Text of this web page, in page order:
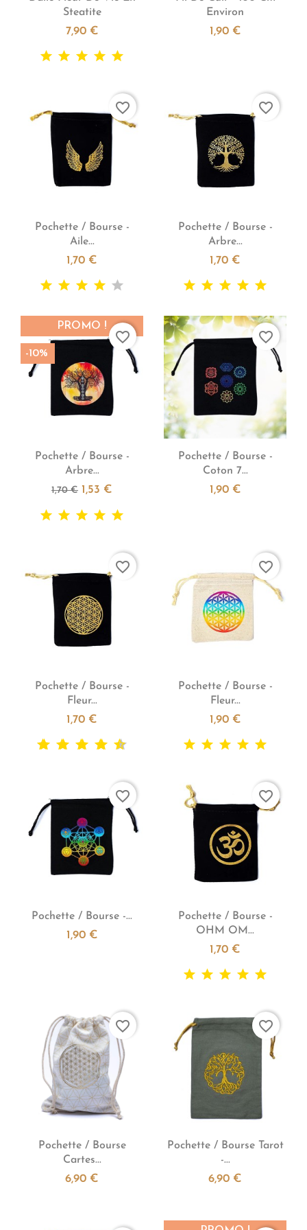
Steatite
7,90 €
Environ
1,90 €
Aperçu rapide
Pochette / Bourse -
Aile...
1,70 €
favorite_border
Aperçu rapide
Pochette / Bourse -
Arbre...
1,70 €
favorite_border
Aperçu rapide
Pochette / Bourse -
Arbre...
1,70 € 1,53 €
PROMO !
-10%
favorite_border
Aperçu rapide
Pochette / Bourse -
Coton 7...
1,90 €
favorite_border
Aperçu rapide
Pochette / Bourse -
Fleur...
1,70 €
favorite_border
Aperçu rapide
Pochette / Bourse -
Fleur...
1,90 €
favorite_border
Aperçu rapide
Pochette / Bourse -...
1,90 €
favorite_border
Aperçu rapide
Pochette / Bourse -
OHM OM...
1,70 €
favorite_border
Aperçu rapide
Pochette / Bourse
Cartes...
6,90 €
favorite_border
Aperçu rapide
Pochette / Bourse Tarot
-...
6,90 €
favorite_border